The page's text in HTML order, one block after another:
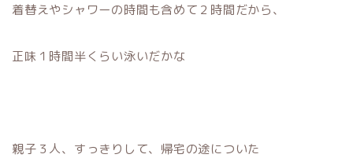
着替えやシャワーの時間も含めて２時間だから、
正味１時間半くらい泳いだかな
親子３人、すっきりして、帰宅の途についた